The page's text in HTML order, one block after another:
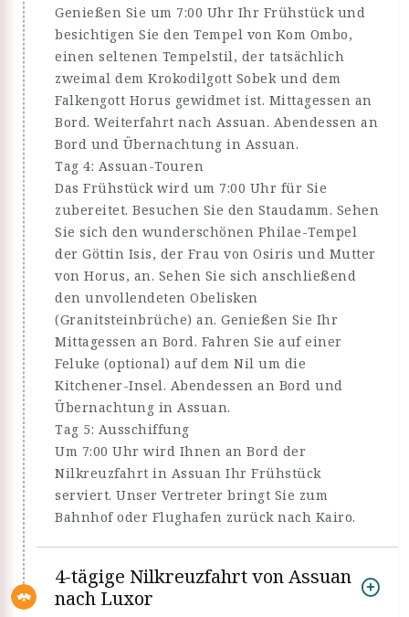
Genießen Sie um 7:00 Uhr Ihr Frühstück und
besichtigen Sie den Tempel von Kom Ombo,
einen seltenen Tempelstil, der tatsächlich
zweimal dem Krokodilgott Sobek und dem
Falkengott Horus gewidmet ist. Mittagessen an
Bord. Weiterfahrt nach Assuan. Abendessen an
Bord und Übernachtung in Assuan.
Tag 4: Assuan-Touren
Das Frühstück wird um 7:00 Uhr für Sie
zubereitet. Besuchen Sie den Staudamm. Sehen
Sie sich den wunderschönen Philae-Tempel
der Göttin Isis, der Frau von Osiris und Mutter
von Horus, an. Sehen Sie sich anschließend
den unvollendeten Obelisken
(Granitsteinbrüche) an. Genießen Sie Ihr
Mittagessen an Bord. Fahren Sie auf einer
Feluke (optional) auf dem Nil um die
Kitchener-Insel. Abendessen an Bord und
Übernachtung in Assuan.
Tag 5: Ausschiffung
Um 7:00 Uhr wird Ihnen an Bord der
Nilkreuzfahrt in Assuan Ihr Frühstück
serviert. Unser Vertreter bringt Sie zum
Bahnhof oder Flughafen zurück nach Kairo.
4-tägige Nilkreuzfahrt von Assuan
nach Luxor